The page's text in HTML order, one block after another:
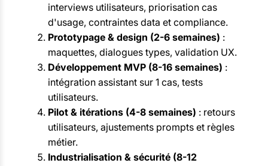
interviews utilisateurs, priorisation cas
d'usage, contraintes data et compliance.
Prototypage & design (2-6 semaines) :
maquettes, dialogues types, validation UX.
Développement MVP (8-16 semaines) :
intégration assistant sur 1 cas, tests
utilisateurs.
Pilot & itérations (4-8 semaines) : retours
utilisateurs, ajustements prompts et règles
métier.
Industrialisation & sécurité (8-12